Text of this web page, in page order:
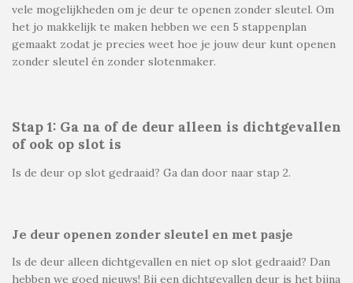
vele mogelijkheden om je deur te openen zonder sleutel. Om
het jo makkelijk te maken hebben we een 5 stappenplan
gemaakt zodat je precies weet hoe je jouw deur kunt openen
zonder sleutel én zonder slotenmaker.
Stap 1: Ga na of de deur alleen is dichtgevallen
of ook op slot is
Is de deur op slot gedraaid? Ga dan door naar stap 2.
Je deur openen zonder sleutel en met pasje
Is de deur alleen dichtgevallen en niet op slot gedraaid? Dan
hebben we goed nieuws! Bij een dichtgevallen deur is het bijna